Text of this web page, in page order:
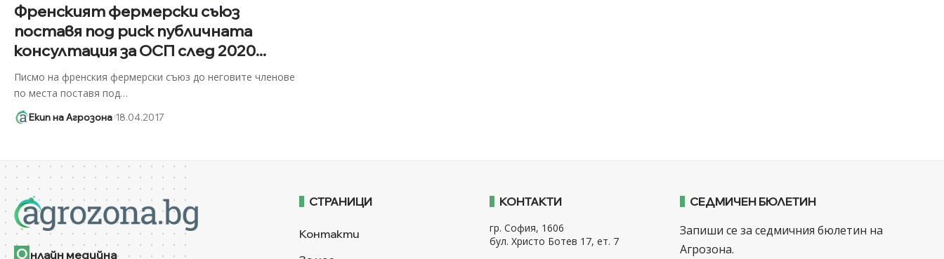
Френският фермерски съюз
поставя под риск публичната
консултация за ОСП след 2020...
Писмо на френския фермерски съюз до неговите членове
по места поставя под…
Екип на Агрозона 18.04.2017
О нлайн медийна
СТРАНИЦИ
Контакти
КОНТАКТИ
гр. София, 1606
бул. Христо Ботев 17, ет. 7
СЕДМИЧЕН БЮЛЕТИН
Запиши се за седмичния бюлетин на
Агрозона.